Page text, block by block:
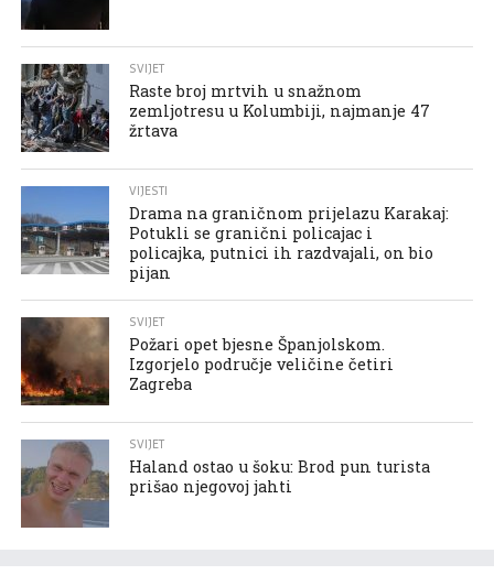
SVIJET
Raste broj mrtvih u snažnom
zemljotresu u Kolumbiji, najmanje 47
žrtava
VIJESTI
Drama na graničnom prijelazu Karakaj:
Potukli se granični policajac i
policajka, putnici ih razdvajali, on bio
pijan
SVIJET
Požari opet bjesne Španjolskom.
Izgorjelo područje veličine četiri
Zagreba
SVIJET
Haland ostao u šoku: Brod pun turista
prišao njegovoj jahti